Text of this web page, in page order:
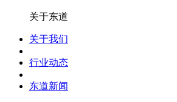
关于东道
关于我们
行业动态
东道新闻